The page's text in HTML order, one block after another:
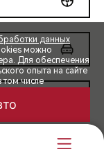
данных
можно
Для обеспечения
опыта на сайте
том числе
cookie-